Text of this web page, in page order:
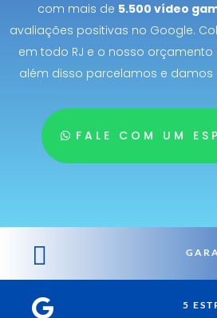
com mais de 5.500 vídeo
avaliações positivas no Google.
em todo RJ e o nosso
além disso parcelamos e damos
FALE COM UM

 5